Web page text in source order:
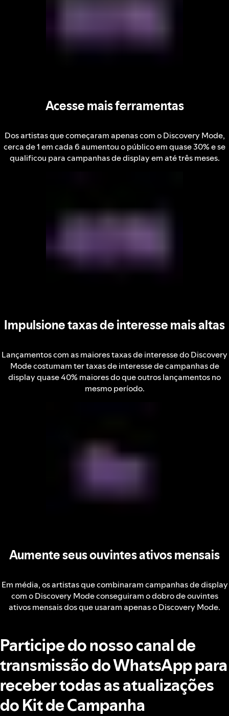
Acesse mais ferramentas
Dos artistas que começaram apenas com o Discovery Mode,
cerca de 1 em cada 6 aumentou o público em quase 30% e se
qualificou para campanhas de display em até três meses.
Impulsione taxas de interesse mais altas
Lançamentos com as maiores taxas de interesse do Discovery
Mode costumam ter taxas de interesse de campanhas de
display quase 40% maiores do que outros lançamentos no
mesmo período.
Aumente seus ouvintes ativos mensais
Em média, os artistas que combinaram campanhas de display
com o Discovery Mode conseguiram o dobro de ouvintes
ativos mensais dos que usaram apenas o Discovery Mode.
Participe do nosso canal de
transmissão do WhatsApp para
receber todas as atualizações
do Kit de Campanha